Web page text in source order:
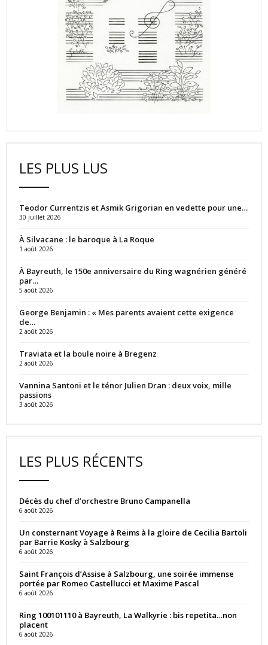
LES PLUS LUS
Teodor Currentzis et Asmik Grigorian en vedette pour une…
30 juillet 2026
À Silvacane : le baroque à La Roque
1 août 2026
À Bayreuth, le 150e anniversaire du Ring wagnérien généré
par…
5 août 2026
George Benjamin : « Mes parents avaient cette exigence
de…
2 août 2026
Traviata et la boule noire à Bregenz
2 août 2026
Vannina Santoni et le ténor Julien Dran : deux voix, mille
passions
3 août 2026
LES PLUS RÉCENTS
Décès du chef d’orchestre Bruno Campanella
6 août 2026
Un consternant Voyage à Reims à la gloire de Cecilia Bartoli
par Barrie Kosky à Salzbourg
6 août 2026
Saint François d’Assise à Salzbourg, une soirée immense
portée par Romeo Castellucci et Maxime Pascal
6 août 2026
Ring 100101110 à Bayreuth, La Walkyrie : bis repetita…non
placent
6 août 2026